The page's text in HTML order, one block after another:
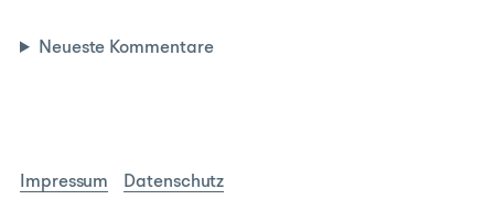
Neueste Kommentare
Impressum Datenschutz